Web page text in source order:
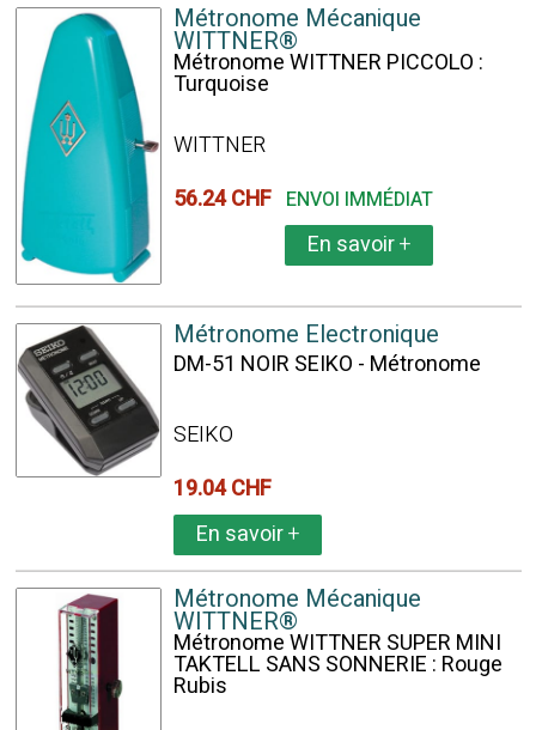
Métronome Mécanique
WITTNER®
Métronome WITTNER PICCOLO :
Turquoise
WITTNER
56.24 CHF ENVOI IMMÉDIAT
En savoir+
Métronome Electronique
DM-51 NOIR SEIKO - Métronome
SEIKO
19.04 CHF
En savoir+
Métronome Mécanique
WITTNER®
Métronome WITTNER SUPER MINI
TAKTELL SANS SONNERIE : Rouge
Rubis